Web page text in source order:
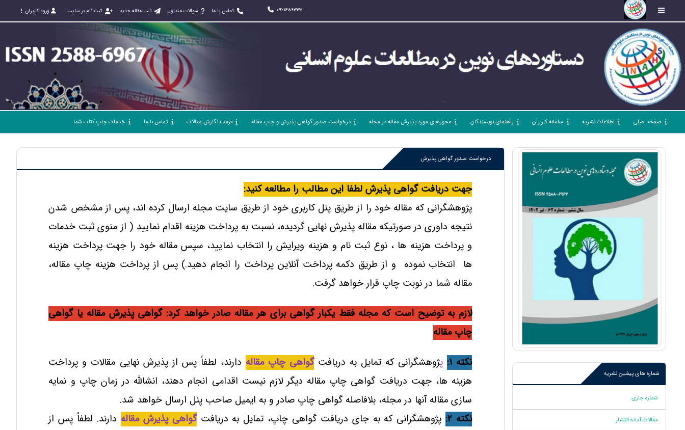
09216189337 تماس با ما سوالات متداول ثبت مقاله جدید ثبت نام در سایت ورود کاربران
صفحه اصلی اطلاعات نشریه سامانه کاربران راهنمای نویسندگان محورهای مورد پذیرش مقاله در مجله درخواست صدور گواهی پذیرش و چاپ مقاله فرمت نگارش مقالات تماس با ما خدمات چاپ کتاب شما
شماره های پیشین نشریه
شماره جاری
مقالات آماده انتشار
درخواست صدور گواهی پذیرش
جهت دریافت گواهی پذیرش لطفا این مطالب را مطالعه کنید:
پژوهشگرانی که مقاله خود را از طریق پنل کاربری خود از طریق سایت مجله ارسال کرده اند، پس از مشخص شدن
نتیجه داوری در صورتیکه مقاله پذیرش نهایی گردیده، نسبت به پرداخت هزینه اقدام نمایید ( از منوی ثبت خدمات
و پرداخت هزینه ها ، نوع ثبت نام و هزینه ویرایش را انتخاب نمایید، سپس مقاله خود را جهت پرداخت هزینه
ها انتخاب نموده و از طریق دکمه پرداخت آنلاین پرداخت را انجام دهید.)پس از پرداخت هزینه چاپ مقاله،
مقاله شما در نوبت چاپ قرار خواهد گرفت.
لازم به توضیح است که مجله فقط یکبار گواهی برای هر مقاله صادر خواهد کرد: گواهی پذیرش مقاله یا گواهی
چاپ مقاله
نکته 1: پژوهشگرانی که تمایل به دریافت گواهی چاپ مقاله دارند، لطفاً پس از پذیرش نهایی مقالات و پرداخت
هزینه ها، جهت دریافت گواهی چاپ مقاله دیگر لازم نیست اقدامی انجام دهند، انشالله در زمان چاپ و نمایه
سازی مقاله آنها در مجله، بلافاصله گواهی چاپ صادر و به ایمیل صاحب پنل ارسال خواهد شد.
نکته 2:
پژوهشگرانی که به جای دریافت گواهی چاپ، تمایل به دریافت گواهی پذیرش مقاله دارند. لطفاً پس از